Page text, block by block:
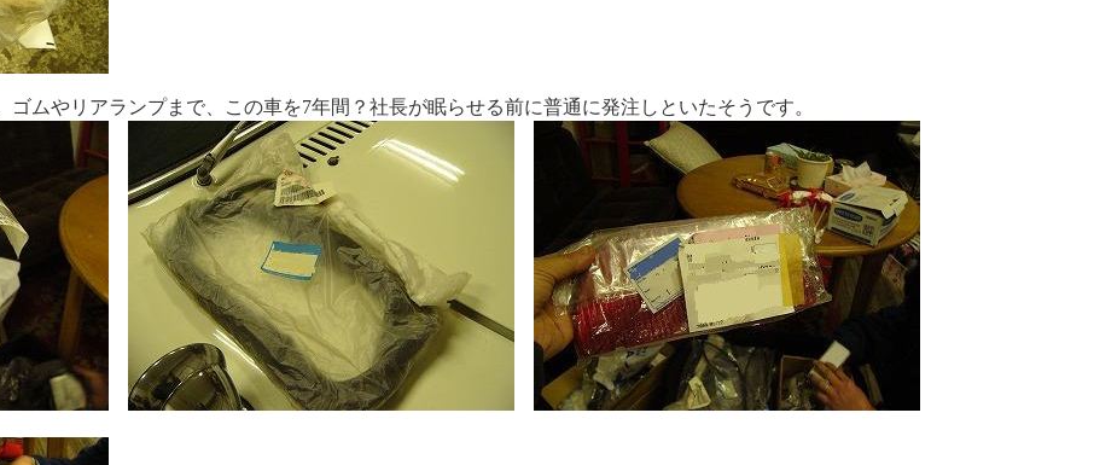
ゴムやリアランプまで、この車を7年間？社長が眠らせる前に普通に発注しといたそうです。